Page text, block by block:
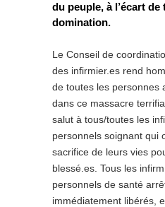
du peuple, à l’écart
domination.
Le Conseil de
des infirmier.es rend
de toutes les personnes
dans ce massacre
salut à tous/toutes les
personnels soignant qui
sacrifice de leurs vies
blessé.es. Tous les
personnels de santé
immédiatement libérés,